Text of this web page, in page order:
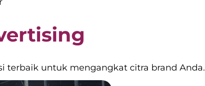
terbaik untuk mengangkat citra brand Anda.